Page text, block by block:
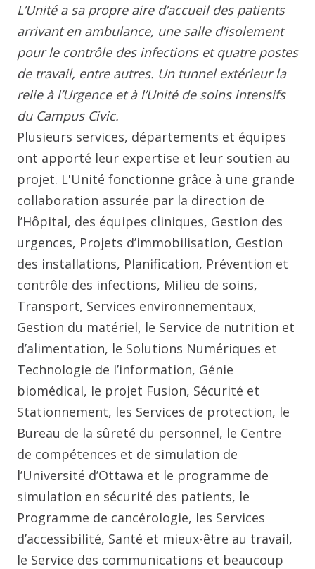
L’Unité a sa propre aire d’accueil des patients
arrivant en ambulance, une salle d’isolement
pour le contrôle des infections et quatre postes
de travail, entre autres. Un tunnel extérieur la
relie à l’Urgence et à l’Unité de soins intensifs
du Campus Civic.
Plusieurs services, départements et équipes
ont apporté leur expertise et leur soutien au
projet. L'Unité fonctionne grâce à une grande
collaboration assurée par la direction de
l’Hôpital, des équipes cliniques, Gestion des
urgences, Projets d’immobilisation, Gestion
des installations, Planification, Prévention et
contrôle des infections, Milieu de soins,
Transport, Services environnementaux,
Gestion du matériel, le Service de nutrition et
d’alimentation, le Solutions Numériques et
Technologie de l’information, Génie
biomédical, le projet Fusion, Sécurité et
Stationnement, les Services de protection, le
Bureau de la sûreté du personnel, le Centre
de compétences et de simulation de
l’Université d’Ottawa et le programme de
simulation en sécurité des patients, le
Programme de cancérologie, les Services
d’accessibilité, Santé et mieux-être au travail,
le Service des communications et beaucoup